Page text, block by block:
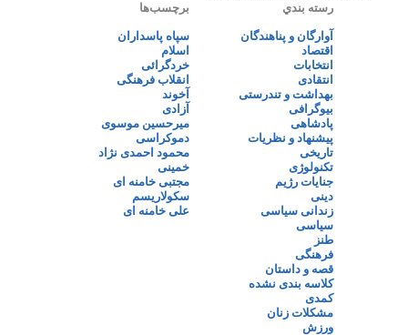
رسته بندي
آوارگان و پناهندگان
اقتصاد
انتخابات
انتقادی
بهداشت و تندرستی
بیوگرافی
پادشاهی
پیشنهاد و نظریات
تاریخی
تکنولوژی
جنایات رژیم
دینی
زندانی سیاسی
سیاسی
طنز
فرهنگی
قصه و داستان
کلاسه بندی نشده
کمدی
مشکلات زنان
ورزش
برچسب‌ها
سپاه پاسداران
اسلام
خردگرائی
انقلاب فرهنگی
آخوند
آزادی
میرحسین موسوی
دموکراسی
محمود احمدی نژاد
خمینی
مجتبی خامنه ای
سکولاریسم
علی خامنه ای